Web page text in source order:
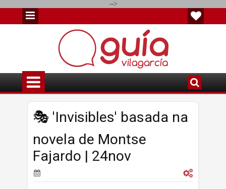
-->
🎭 'Invisibles' basada na
novela de Montse
Fajardo | 24nov